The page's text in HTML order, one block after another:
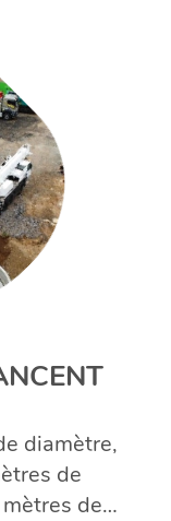
diamètre,
de
de